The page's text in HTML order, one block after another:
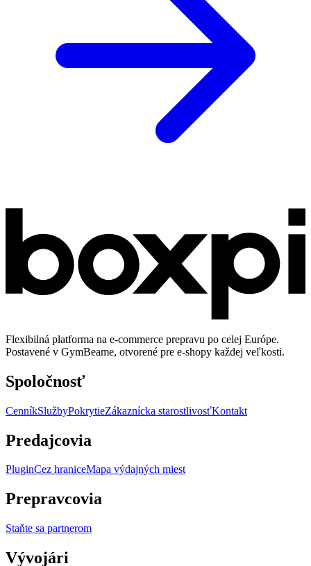
Flexibilná platforma na e-commerce prepravu po celej Európe.
Postavené v GymBeame, otvorené pre e-shopy každej veľkosti.
Spoločnosť
CenníkSlužbyPokrytieZákaznícka starostlivosťKontakt
Predajcovia
PluginCez hraniceMapa výdajných miest
Prepravcovia
Staňte sa partnerom
Vývojári